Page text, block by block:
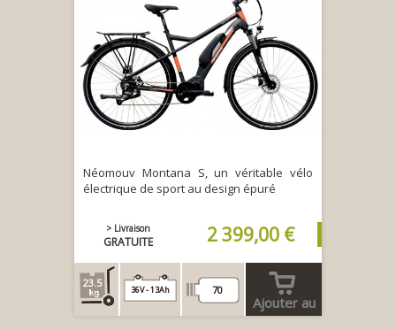
Néomouv Montana S, un véritable vélo
électrique de sport au design épuré
> Livraison
GRATUITE 2 399,00 €
23.5
36V - 13Ah 70
Ajouter au
panier